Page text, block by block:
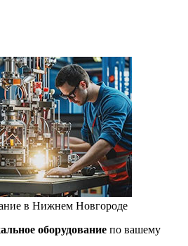
в Нижнем Новгороде
оборудование по вашему